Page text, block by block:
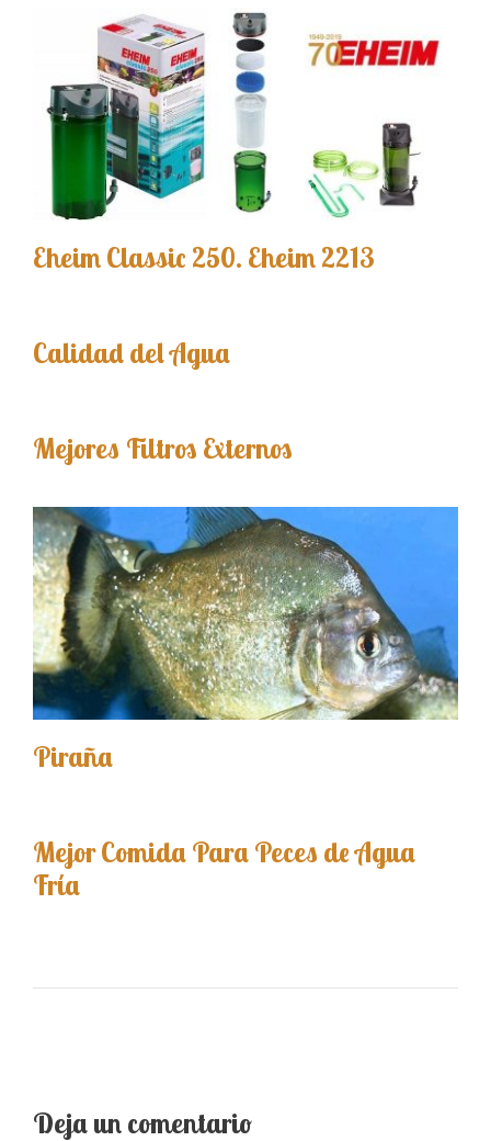
Eheim Classic 250. Eheim 2213
Calidad del Agua
Mejores Filtros Externos
Piraña
Mejor Comida Para Peces de Agua
Fría
Deja un comentario